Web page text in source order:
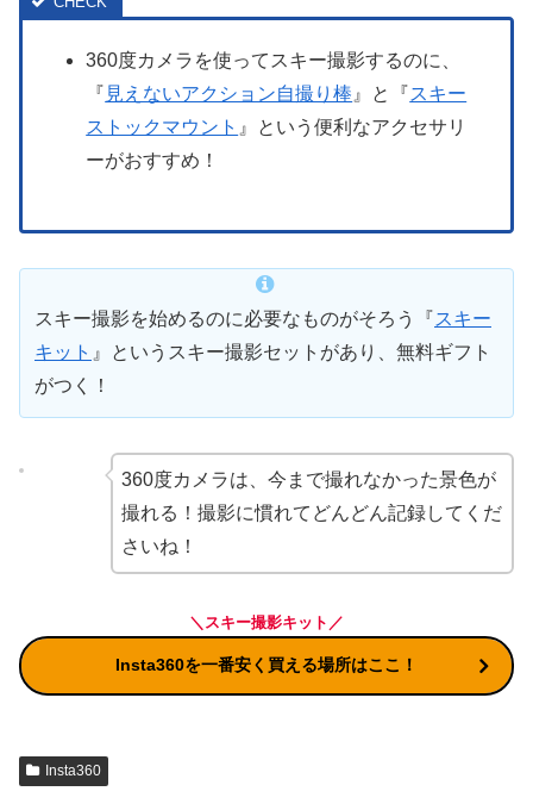
360度カメラを使ってスキー撮影するのに、
『 見えないアクション自撮り棒 』と『スキー
ストックマウント 』という便利なアクセサリ
ーがおすすめ！
スキー撮影を始めるのに必要なものがそろう『スキー
キット 』というスキー撮影セットがあり、無料ギフト
がつく！
360度カメラは、今まで撮れなかった景色が
撮れる！撮影に慣れてどんどん記録してくだ
さいね！
＼スキー撮影キット／
Insta360を一番安く買える場所はここ！
Insta360